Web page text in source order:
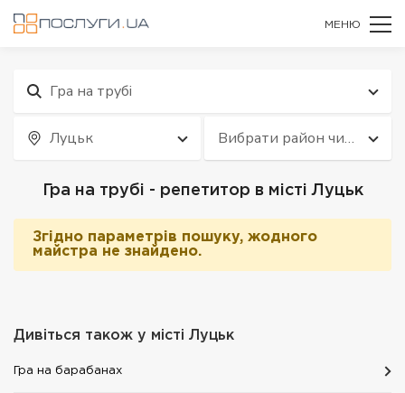
МЕНЮ
Гра на трубі
Луцьк Вибрати район чи
квартал
Гра на трубі - репетитор в місті Луцьк
Згідно параметрів пошуку, жодного
майстра не знайдено.
Дивіться також у місті Луцьк
Гра на барабанах